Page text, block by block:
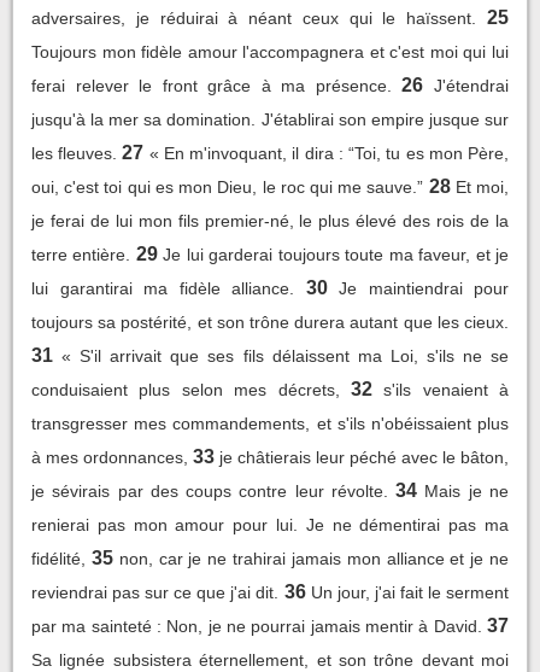
adversaires, je réduirai à néant ceux qui le haïssent.
25
Toujours mon fidèle amour l'accompagnera et c'est moi qui lui
ferai relever le front grâce à ma présence.
26 J'étendrai
jusqu'à la mer sa domination. J'établirai son empire jusque sur
les fleuves. 27 « En m'invoquant, il dira : “Toi, tu es mon Père,
oui, c'est toi qui es mon Dieu, le roc qui me sauve.” 28 Et moi,
je ferai de lui mon fils premier-né, le plus élevé des rois de la
terre entière. 29 Je lui garderai toujours toute ma faveur, et je
lui garantirai ma fidèle alliance.
30 Je maintiendrai pour
toujours sa postérité, et son trône durera autant que les cieux.
31 « S'il arrivait que ses fils délaissent ma Loi, s'ils ne se
conduisaient plus selon mes décrets,
32 s'ils venaient à
transgresser mes commandements, et s'ils n'obéissaient plus
à mes ordonnances, 33 je châtierais leur péché avec le bâton,
je sévirais par des coups contre leur révolte.
34 Mais je ne
renierai pas mon amour pour lui. Je ne démentirai pas ma
fidélité, 35 non, car je ne trahirai jamais mon alliance et je ne
reviendrai pas sur ce que j'ai dit. 36 Un jour, j'ai fait le serment
par ma sainteté : Non, je ne pourrai jamais mentir à David. 37
Sa lignée subsistera éternellement, et son trône devant moi